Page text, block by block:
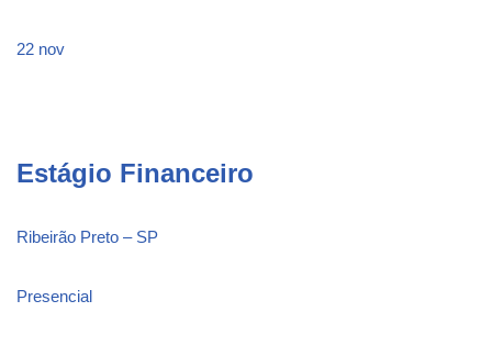
22 nov
Estágio Financeiro
Ribeirão Preto – SP
Presencial